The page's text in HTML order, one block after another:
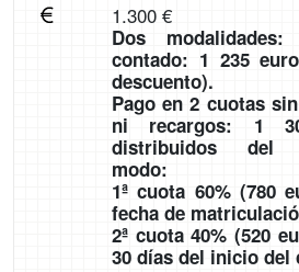
1.300 €
Dos
contado: 1 235
descuento).
Pago en 2 cuotas
ni recargos: 1
distribuidos del
modo:
1ª cuota 60% (780
fecha de
2ª cuota 40% (520
30 días del inicio del